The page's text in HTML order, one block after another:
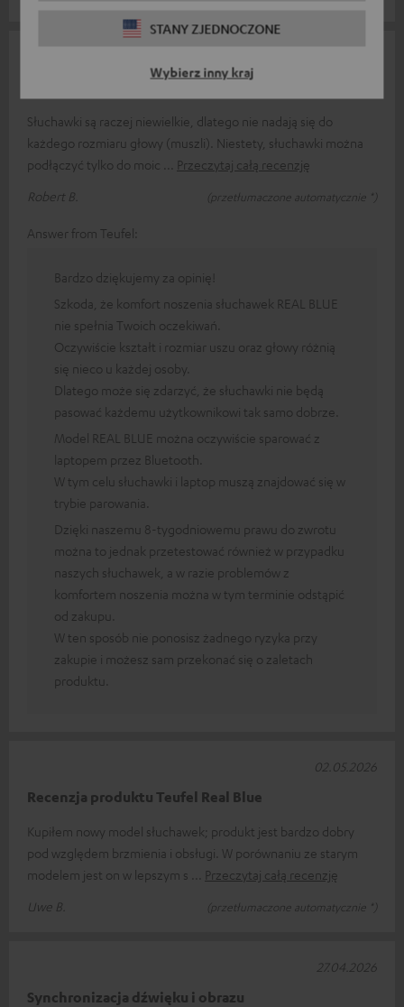
STANY ZJEDNOCZONE
Wybierz inny kraj
Słuchawki są raczej niewielkie, dlatego nie nadają się do
każdego rozmiaru głowy (muszli). Niestety, słuchawki można
podłączyć tylko do moic
Przeczytaj całą recenzję
Robert B.
(przetłumaczone automatycznie *)
Answer from Teufel:
Bardzo dziękujemy za opinię!
Szkoda, że komfort noszenia słuchawek REAL BLUE
nie spełnia Twoich oczekiwań.
Oczywiście kształt i rozmiar uszu oraz głowy różnią
się nieco u każdej osoby.
Dlatego może się zdarzyć, że słuchawki nie będą
pasować każdemu użytkownikowi tak samo dobrze.
Model REAL BLUE można oczywiście sparować z
laptopem przez Bluetooth.
W tym celu słuchawki i laptop muszą znajdować się w
trybie parowania.
Dzięki naszemu 8-tygodniowemu prawu do zwrotu
można to jednak przetestować również w przypadku
naszych słuchawek, a w razie problemów z
komfortem noszenia można w tym terminie odstąpić
od zakupu.
W ten sposób nie ponosisz żadnego ryzyka przy
zakupie i możesz sam przekonać się o zaletach
produktu.
Recenzja produktu Teufel Real Blue
Kupiłem nowy model słuchawek; produkt jest bardzo dobry
pod względem brzmienia i obsługi. W porównaniu ze starym
modelem jest on w lepszym s
Przeczytaj całą recenzję
Uwe B.
(przetłumaczone automatycznie *)
02.05.2026
Synchronizacja dźwięku i obrazu
27.04.2026